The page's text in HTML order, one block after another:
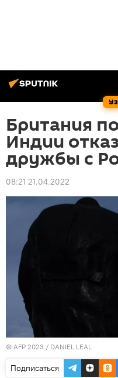
Британия
Индии
дружбы с
08:21 21.04.2022
© AFP 2023 / DANIEL LEAL
Подписаться